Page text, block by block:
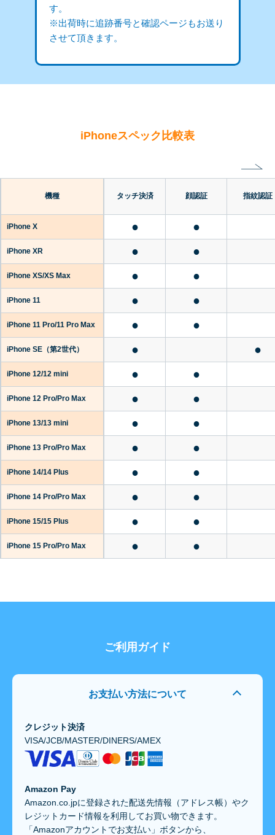
す。
※出荷時に追跡番号と確認ページもお送り
させて頂きます。
iPhoneスペック比較表
機種 タッチ決済 顔認証 指紋認証
iPhone X ● ●
iPhone XR ● ●
iPhone XS/XS Max ● ●
iPhone 11 ● ●
iPhone 11 Pro/11 Pro Max ● ●
iPhone SE （第2世代） ● ●
iPhone 12/12 mini ● ●
iPhone 12 Pro/Pro Max ● ●
iPhone 13/13 mini ● ●
iPhone 13 Pro/Pro Max ● ●
iPhone 14/14 Plus ● ●
iPhone 14 Pro/Pro Max ● ●
iPhone 15/15 Plus ● ●
iPhone 15 Pro/Pro Max ● ●
ご利用ガイド
お支払い方法について
クレジット決済
VISA/JCB/MASTER/DINERS/AMEX
Amazon Pay
Amazon.co.jpに登録された配送先情報（アドレス帳）やク
レジットカード情報を利用してお買い物できます。
「Amazonアカウントでお支払い」ボタンから、